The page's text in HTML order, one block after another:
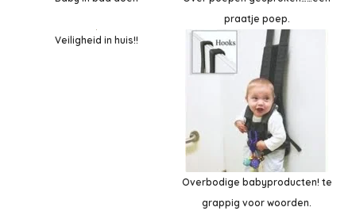
praatje poep.
Veiligheid in huis!!
Overbodige babyproducten! te
grappig voor woorden.